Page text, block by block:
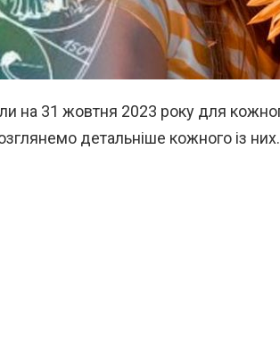
на 31 жовтня 2023 року для
детальніше кожного із них.